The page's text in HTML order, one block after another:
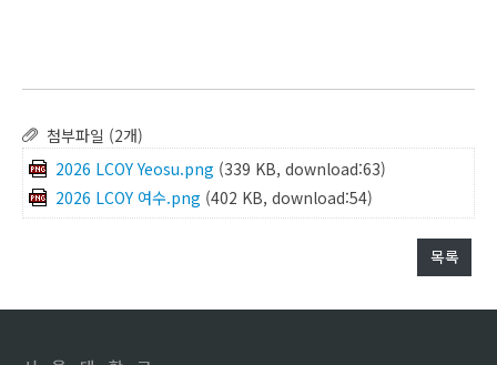
첨부파일 (2개)
2026 LCOY Yeosu.png (339 KB, download:63)
2026 LCOY 여수.png (402 KB, download:54)
목록